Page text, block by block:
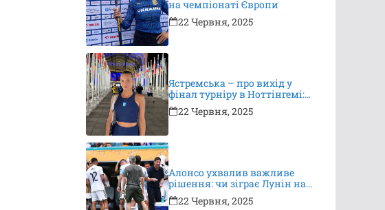
на чемпіонаті Європи
22 Червня, 2025
Ястремська – про вихід у
фінал турніру в Ноттінгемі:
це неймовірно, я дуже
вдячна за підтримку
22 Червня, 2025
Алонсо ухвалив важливе
рішення: чи зіграє Лунін на
КЧС?
22 Червня, 2025